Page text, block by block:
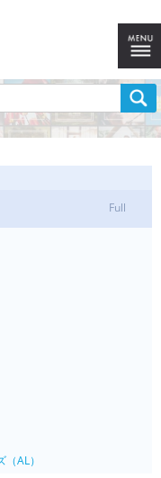
Full
AL）